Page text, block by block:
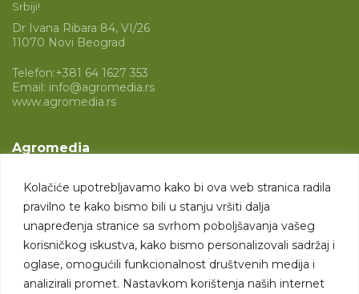
Kolačiće upotrebljavamo kako bi ova web stranica radila
pravilno te kako bismo bili u stanju vršiti dalja
unapređenja stranice sa svrhom poboljšavanja vašeg
korisničkog iskustva, kako bismo personalizovali sadržaj i
oglase, omogućili funkcionalnost društvenih medija i
analizirali promet. Nastavkom korištenja naših internet
Srbiji!
Dr Ivana Ribara 84, VI/26
11070 Novi Beograd
Telefon:+381 64 1627 353
Email: info@agromedia.rs
www.agromedia.rs
Agromedia
Svet poljoprivrede
Marketing usluge
Tražimo saradnike